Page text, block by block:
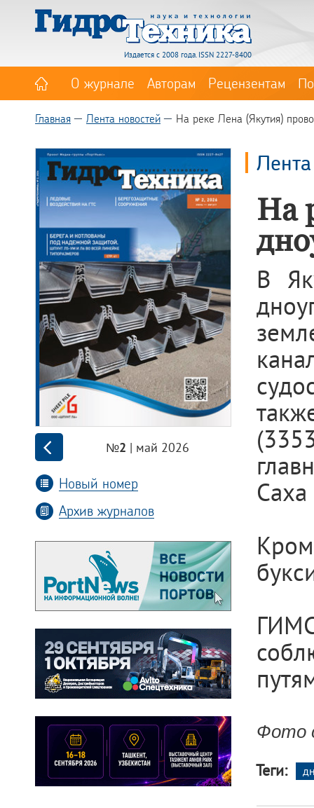
Издается с 2008 года. ISSN 2227-8400
О журнале Авторам Рецензентам
Главная Лента новостей На реке Лена (Якутия)
№2 | май 2026
Новый номер
Архив журналов
На
В
Саха
Фото
Теги: